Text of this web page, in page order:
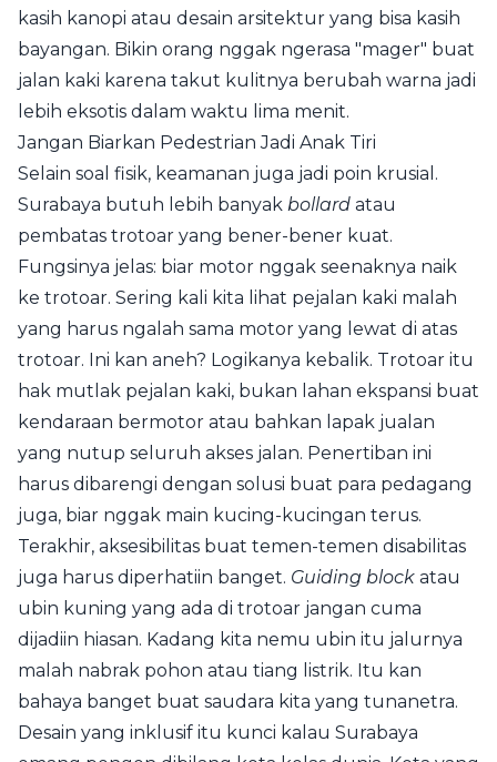
kasih kanopi atau desain arsitektur yang bisa kasih
bayangan. Bikin orang nggak ngerasa "mager" buat
jalan kaki karena takut kulitnya berubah warna jadi
lebih eksotis dalam waktu lima menit.
Jangan Biarkan Pedestrian Jadi Anak Tiri
Selain soal fisik, keamanan juga jadi poin krusial.
Surabaya butuh lebih banyak bollard atau
pembatas trotoar yang bener-bener kuat.
Fungsinya jelas: biar motor nggak seenaknya naik
ke trotoar. Sering kali kita lihat pejalan kaki malah
yang harus ngalah sama motor yang lewat di atas
trotoar. Ini kan aneh? Logikanya kebalik. Trotoar itu
hak mutlak pejalan kaki, bukan lahan ekspansi buat
kendaraan bermotor atau bahkan lapak jualan
yang nutup seluruh akses jalan. Penertiban ini
harus dibarengi dengan solusi buat para pedagang
juga, biar nggak main kucing-kucingan terus.
Terakhir, aksesibilitas buat temen-temen disabilitas
juga harus diperhatiin banget. Guiding block atau
ubin kuning yang ada di trotoar jangan cuma
dijadiin hiasan. Kadang kita nemu ubin itu jalurnya
malah nabrak pohon atau tiang listrik. Itu kan
bahaya banget buat saudara kita yang tunanetra.
Desain yang inklusif itu kunci kalau Surabaya